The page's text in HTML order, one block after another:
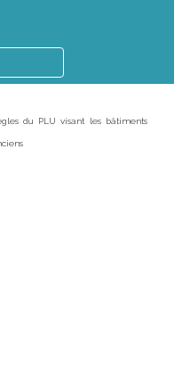
du PLU visant les bâtiments